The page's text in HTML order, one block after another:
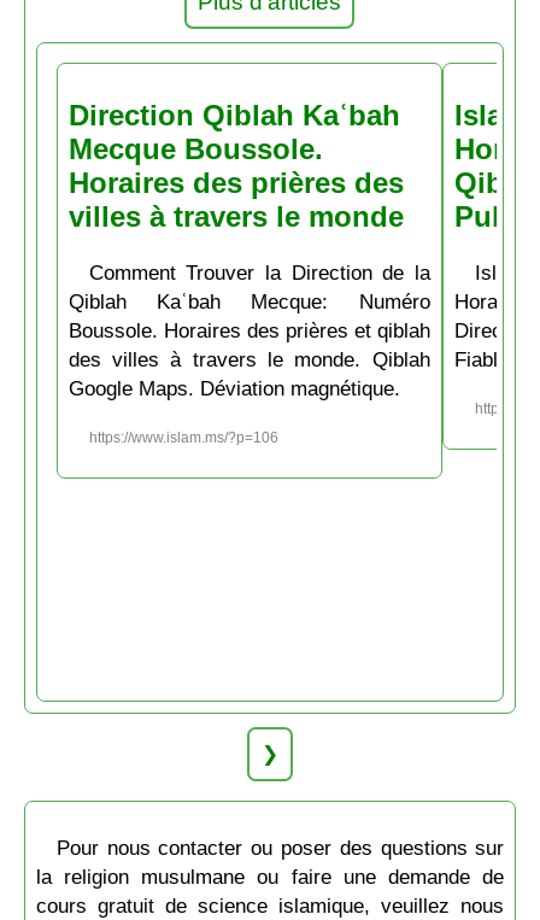
Direction Qiblah Kaʿbah
Mecque Boussole.
Horaires des prières des
villes à travers le monde
Comment Trouver la Direction de la
Qiblah Kaʿbah Mecque: Numéro
Boussole. Horaires des prières et qiblah
des villes à travers le monde. Qiblah
Google Maps. Déviation magnétique.
https://www.islam.ms/?p=106
Pubs
Fiable et
https://
❯
Pour nous contacter ou poser des questions sur
la religion musulmane ou faire une demande de
cours gratuit de science islamique, veuillez nous